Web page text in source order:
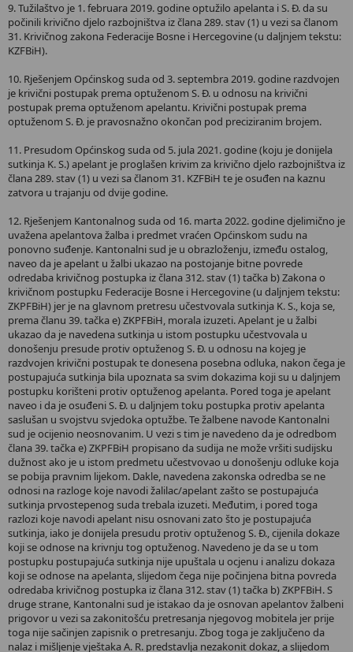
9. Tužilaštvo je 1. februara 2019. godine optužilo apelanta i S. Đ. da su
počinili krivično djelo razbojništva iz člana 289. stav (1) u vezi sa članom
31. Krivičnog zakona Federacije Bosne i Hercegovine (u daljnjem tekstu:
KZFBiH).
10. Rješenjem Općinskog suda od 3. septembra 2019. godine razdvojen
je krivični postupak prema optuženom S. Đ. u odnosu na krivični
postupak prema optuženom apelantu. Krivični postupak prema
optuženom S. Đ. je pravosnažno okončan pod preciziranim brojem.
11. Presudom Općinskog suda od 5. jula 2021. godine (koju je donijela
sutkinja K. S.) apelant je proglašen krivim za krivično djelo razbojništva iz
člana 289. stav (1) u vezi sa članom 31. KZFBiH te je osuđen na kaznu
zatvora u trajanju od dvije godine.
12. Rješenjem Kantonalnog suda od 16. marta 2022. godine djelimično je
uvažena apelantova žalba i predmet vraćen Općinskom sudu na
ponovno suđenje. Kantonalni sud je u obrazloženju, između ostalog,
naveo da je apelant u žalbi ukazao na postojanje bitne povrede
odredaba krivičnog postupka iz člana 312. stav (1) tačka b) Zakona o
krivičnom postupku Federacije Bosne i Hercegovine (u daljnjem tekstu:
ZKPFBiH) jer je na glavnom pretresu učestvovala sutkinja K. S., koja se,
prema članu 39. tačka e) ZKPFBiH, morala izuzeti. Apelant je u žalbi
ukazao da je navedena sutkinja u istom postupku učestvovala u
donošenju presude protiv optuženog S. Đ. u odnosu na kojeg je
razdvojen krivični postupak te donesena posebna odluka, nakon čega je
postupajuća sutkinja bila upoznata sa svim dokazima koji su u daljnjem
postupku korišteni protiv optuženog apelanta. Pored toga je apelant
naveo i da je osuđeni S. Đ. u daljnjem toku postupka protiv apelanta
saslušan u svojstvu svjedoka optužbe. Te žalbene navode Kantonalni
sud je ocijenio neosnovanim. U vezi s tim je navedeno da je odredbom
člana 39. tačka e) ZKPFBiH propisano da sudija ne može vršiti sudijsku
dužnost ako je u istom predmetu učestvovao u donošenju odluke koja
se pobija pravnim lijekom. Dakle, navedena zakonska odredba se ne
odnosi na razloge koje navodi žalilac/apelant zašto se postupajuća
sutkinja prvostepenog suda trebala izuzeti. Međutim, i pored toga
razlozi koje navodi apelant nisu osnovani zato što je postupajuća
sutkinja, iako je donijela presudu protiv optuženog S. Đ., cijenila dokaze
koji se odnose na krivnju tog optuženog. Navedeno je da se u tom
postupku postupajuća sutkinja nije upuštala u ocjenu i analizu dokaza
koji se odnose na apelanta, slijedom čega nije počinjena bitna povreda
odredaba krivičnog postupka iz člana 312. stav (1) tačka b) ZKPFBiH. S
druge strane, Kantonalni sud je istakao da je osnovan apelantov žalbeni
prigovor u vezi sa zakonitošću pretresanja njegovog mobitela jer prije
toga nije sačinjen zapisnik o pretresanju. Zbog toga je zaključeno da
nalaz i mišljenje vještaka A. R. predstavlja nezakonit dokaz, a slijedom